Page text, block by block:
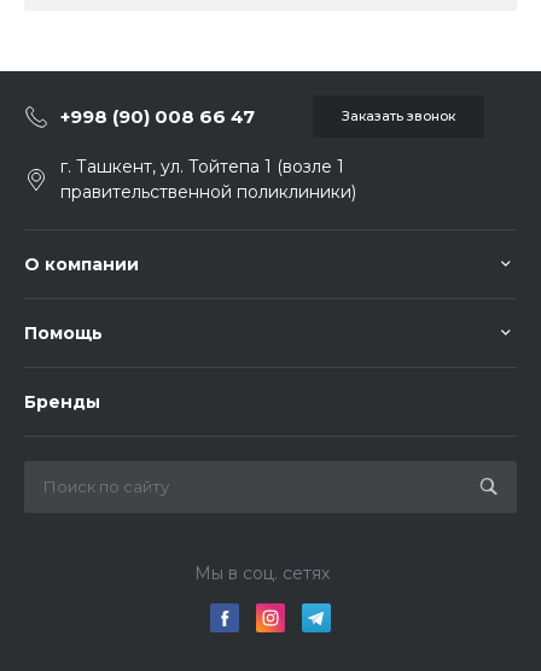
+998 (90) 008 66 47 Заказать звонок
г. Ташкент, ул. Тойтепа 1 (возле 1
правительственной поликлиники)
О компании
Помощь
Бренды
Мы в соц. сетях